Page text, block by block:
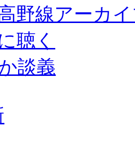
野線アーカ
聴く
談義